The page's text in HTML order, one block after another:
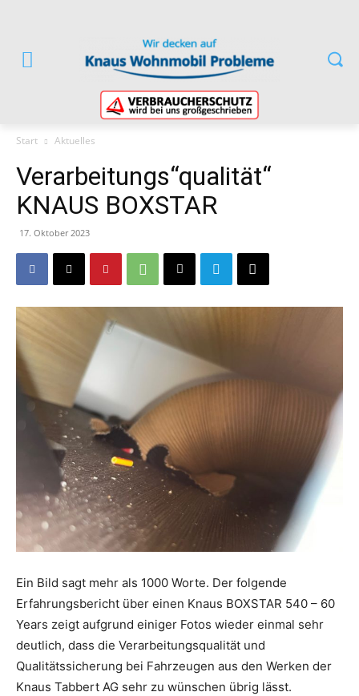
Start Aktuelles
Verarbeitungs“qualität“
KNAUS BOXSTAR
17. Oktober 2023
Ein Bild sagt mehr als 1000 Worte. Der folgende
Erfahrungsbericht über einen Knaus BOXSTAR 540 – 60
Years zeigt aufgrund einiger Fotos wieder einmal sehr
deutlich, dass die Verarbeitungsqualität und
Qualitätssicherung bei Fahrzeugen aus den Werken der
Knaus Tabbert AG sehr zu wünschen übrig lässt.